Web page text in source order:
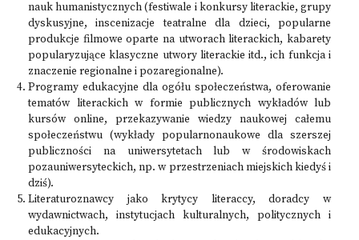
nauk humanistycznych (festiwale i konkursy literackie, grupy
dyskusyjne, inscenizacje teatralne dla dzieci, popularne
produkcje filmowe oparte na utworach literackich, kabarety
popularyzujące klasyczne utwory literackie itd., ich funkcja i
znaczenie regionalne i pozaregionalne).
Programy edukacyjne dla ogółu społeczeństwa, oferowanie
tematów literackich w formie publicznych wykładów lub
kursów online, przekazywanie wiedzy naukowej całemu
społeczeństwu (wykłady popularnonaukowe dla szerszej
publiczności na uniwersytetach lub w środowiskach
pozauniwersyteckich, np. w przestrzeniach miejskich kiedyś i
dziś).
Literaturoznawcy jako krytycy literaccy, doradcy w
wydawnictwach, instytucjach kulturalnych, politycznych i
edukacyjnych.